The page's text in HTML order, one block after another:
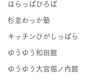
はらっぱひろば
杉並わっか塾
キッチンひがしっぱら
ゆうゆう和田館
ゆうゆう大宮堀ノ内館